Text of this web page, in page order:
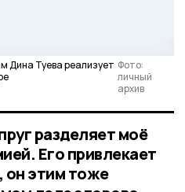
Дина Туева реализует Фото:
личный
архив
разделяет моё
Его привлекает
он этим тоже